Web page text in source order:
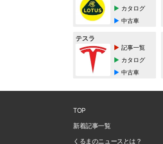
カタログ
中古車
テスラ
記事一覧
カタログ
中古車
TOP
新着記事一覧
くるまのニュースとは？